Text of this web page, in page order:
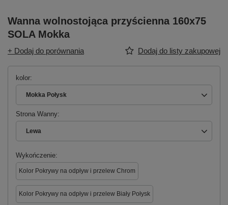
Wanna wolnostojąca przyścienna 160x75
SOLA Mokka
+ Dodaj do porównania Dodaj do listy zakupowej
kolor
Mokka Połysk
Strona Wanny
Lewa
Wykończenie
Kolor Pokrywy na odpływ i przelew Chrom
Kolor Pokrywy na odpływ i przelew Biały Połysk